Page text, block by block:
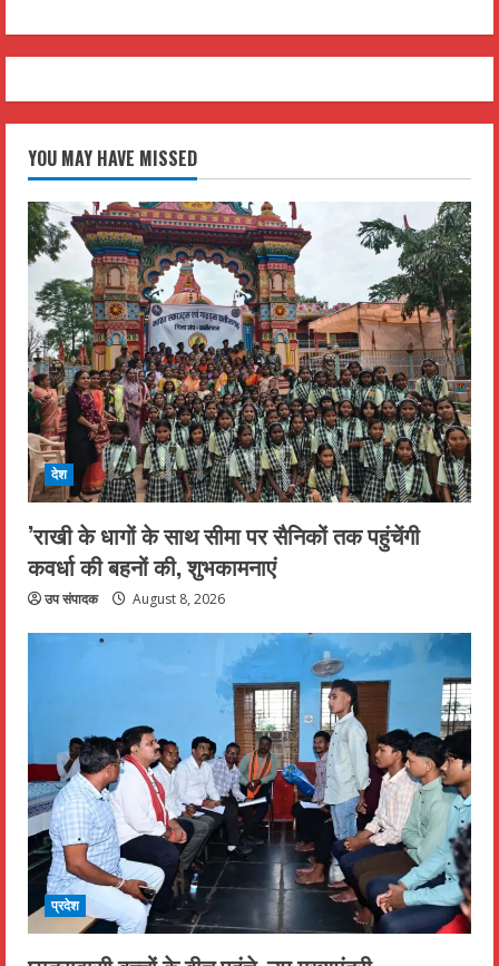
YOU MAY HAVE MISSED
देश
’राखी के धागों के साथ सीमा पर सैनिकों तक पहुंचेंगी
कवर्धा की बहनों की, शुभकामनाएं
उप संपादक August 8, 2026
प्रदेश